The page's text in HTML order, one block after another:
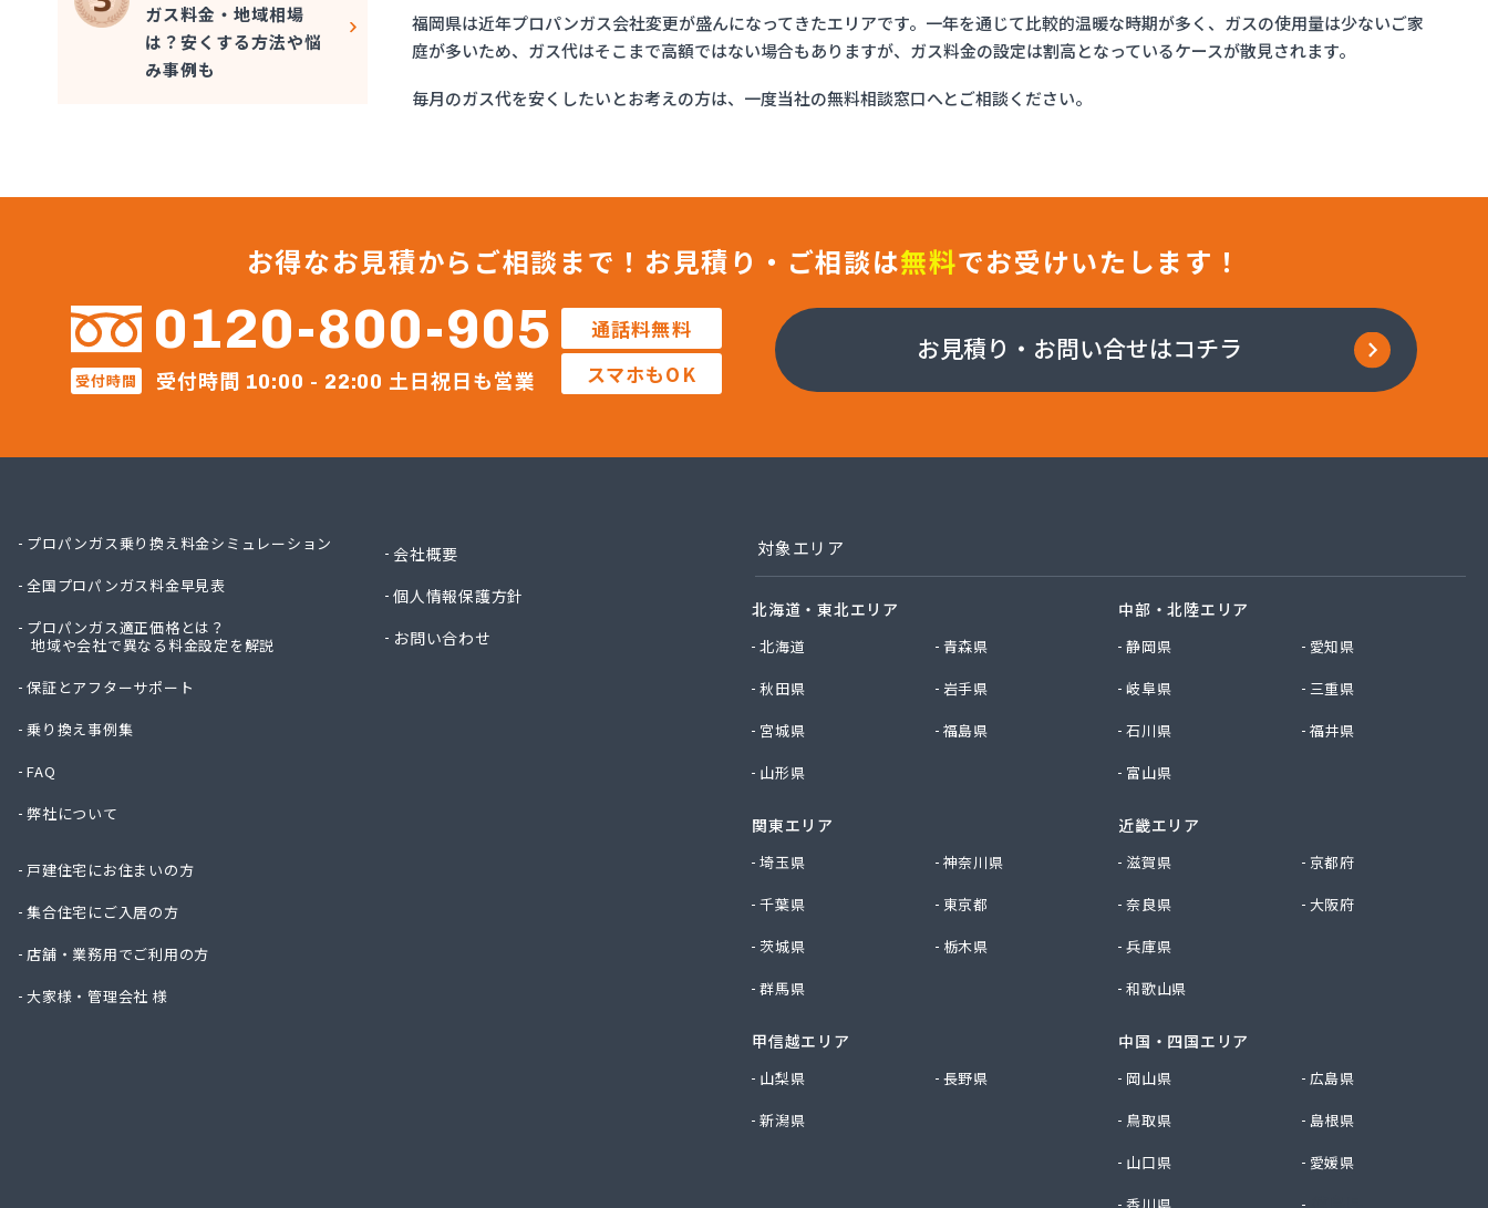
イワタニ九州株式会社 福岡西営業所
イワタニ九州株式会社 北九州支店
グリーンホーム株式会社
ケイ・ティ液化ガス
サンダーガス株式会社 苅原店
セイフティガス株式会社
セブンガス株式会社
ダイネン株式会社 北九州営業所
テックホームガス株式会社
ナラヤ商店
ホ－ムガス商事有限会社
安永興産株式会社
安永米穀販売店
安部燃料店
福岡県は近年プロパンガス会社変更が盛んになってきたエリアです。一年を通じて比較的温暖な時期が多く、ガスの使用量は少ないご家
庭が多いため、ガス代はそこまで高額ではない場合もありますが、ガス料金の設定は割高となっているケースが散見されます。
毎月のガス代を安くしたいとお考えの方は、一度当社の無料相談窓口へとご相談ください。
ガス料金・地域相場
は？安くする方法や悩
み事例も
お得なお見積からご相談まで！ お見積り・ご相談は無料でお受けいたします！
0120-800-905
受付時間 受付時間 10:00 - 22:00 土日祝日も営業
通話料無料
スマホもOK
お見積り・お問い合せはコチラ
プロパンガス乗り換え料金シミュレーション
全国プロパンガス料金早見表
プロパンガス適正価格とは？
地域や会社で異なる料金設定を解説
保証とアフターサポート
乗り換え事例集
FAQ
弊社について
戸建住宅にお住まいの方
集合住宅にご入居の方
店舗・業務用でご利用の方
大家様・管理会社 様
会社概要
個人情報保護方針
お問い合わせ
対象エリア
北海道・東北エリア
北海道
青森県
秋田県
岩手県
宮城県
福島県
山形県
関東エリア
埼玉県
神奈川県
千葉県
東京都
茨城県
栃木県
群馬県
甲信越エリア
山梨県
長野県
新潟県
中部・北陸エリア
静岡県
愛知県
岐阜県
三重県
石川県
福井県
富山県
近畿エリア
滋賀県
京都府
奈良県
大阪府
兵庫県
和歌山県
中国・四国エリア
岡山県
広島県
鳥取県
島根県
山口県
愛媛県